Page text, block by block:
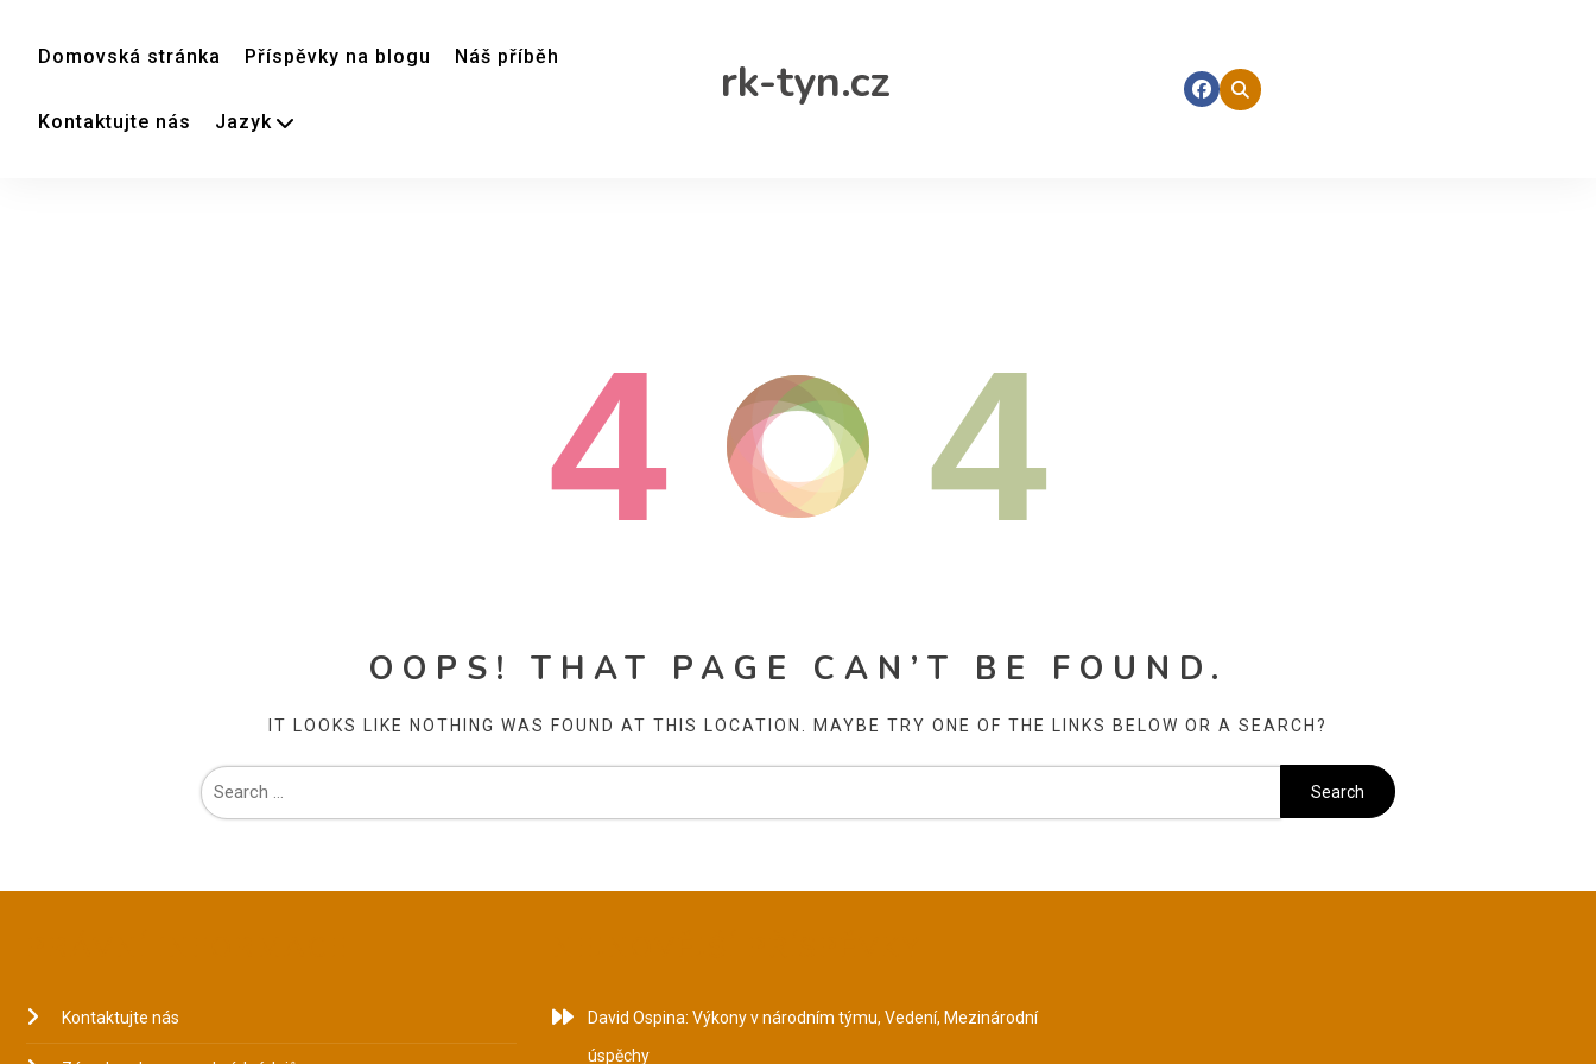
Domovská stránka Příspěvky na blogu Náš příběh
Kontaktujte nás Jazyk
rk-tyn.cz
4 4
OOPS! THAT PAGE CAN’T BE FOUND.
IT LOOKS LIKE NOTHING WAS FOUND AT THIS LOCATION. MAYBE TRY ONE OF THE LINKS BELOW OR A SEARCH?
Kontaktujte nás
David Ospina: Výkony v národním týmu, Vedení, Mezinárodní
úspěchy